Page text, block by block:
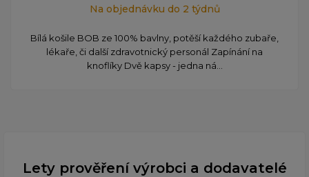
Na objednávku do 2 týdnů
Bílá košile BOB ze 100% bavlny, potěší každého zubaře,
lékaře, či další zdravotnický personál Zapínání na
knoflíky Dvě kapsy - jedna ná...
Lety prověření výrobci a dodavatelé